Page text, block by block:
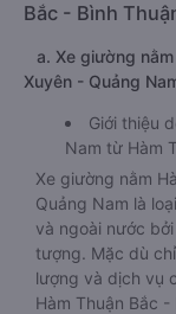
Bắc - Bình
a. Xe giường nằm
Xuyên - Quảng
Giới thiệu
Nam từ Hàm
Xe giường nằm
Quảng Nam là
và ngoài nước
tượng. Mặc dù
lượng và dịch vụ
Hàm Thuận Bắc